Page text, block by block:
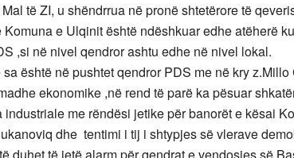
të ZI, u shëndrrua në pronë shtetërore të
e Ulqinit është ndëshkuar edhe atëherë
,si në nivel qendror ashtu edhe në nivel lokal.
është në pushtet qendror PDS me në kry
ekonomike ,në rend të parë ka pësuar
me rëndësi jetike për banorët e kësai
dhe tentimi i tij i shtypjes së vlerave